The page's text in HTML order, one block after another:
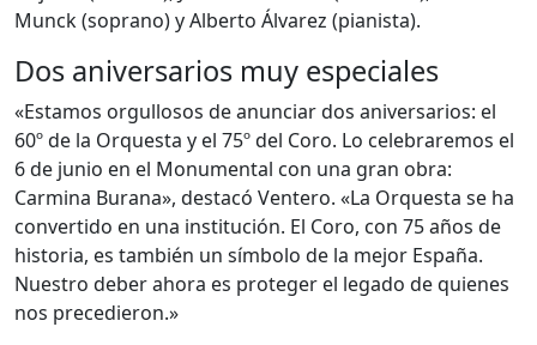
Munck (soprano) y Alberto Álvarez (pianista).
Dos aniversarios muy especiales
«Estamos orgullosos de anunciar dos aniversarios: el
60º de la Orquesta y el 75º del Coro. Lo celebraremos el
6 de junio en el Monumental con una gran obra:
Carmina Burana», destacó Ventero. «La Orquesta se ha
convertido en una institución. El Coro, con 75 años de
historia, es también un símbolo de la mejor España.
Nuestro deber ahora es proteger el legado de quienes
nos precedieron.»